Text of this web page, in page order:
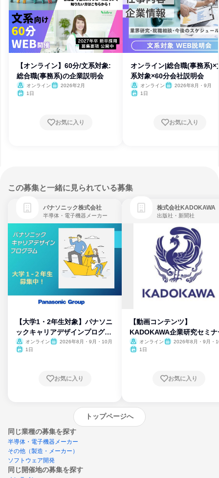
【オンライン】60分/文系対象:
総合職(事務系)の企業説明会
オンライン
2026年2月
1日
お気に入り
オンライン|総合職(事務系)×
系対象×60分会社説明会
オンライン
2026年8月・9月
1日
お気に入り
この募集と一緒に見られている募集
パナソニック株式会社
半導体・電子機器メーカー
【大学1・2年生対象】パナソニ
ックキャリアデザインプログラ
ム
オンライン
2026年8月・9月・10月
1日
お気に入り
株式会社KADOKAWA
出版社・新聞社
【動画コンテンツ】
KADOKAWA企業研究セミナ
オンライン
2026年8月・9月・
1日
お気に入り
トップページへ
同じ業種の募集を探す
半導体・電子機器メーカー
その他（製造・メーカー）
ソフトウェア開発
同じ開催地の募集を探す